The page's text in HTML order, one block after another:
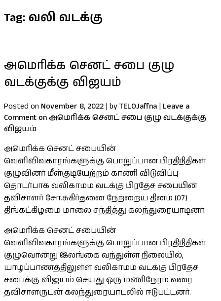
Tag: வலி வடக்கு
அமெரிக்க செனட் சபை குழு
வடக்குக்கு விஜயம்
Posted on November 8, 2022 | byTELOJaffna | Leave a
Comment on அமெரிக்க செனட் சபை குழு வடக்குக்கு
விஜயம்
அமெரிக்க செனட் சபையின்
வெளிவிவகாரங்களுக்கு பொறுப்பான பிரதிநிதிகள்
குழுவினர் மீள்குடியேற்றம் காணி விடுவிப்பு
தொடர்பாக வலிகாமம் வடக்கு பிரதேச சபையின்
தவிசாளர் சோ.சுகிர்தனை நேற்றைய தினம் (07)
திங்கட்கிழமை மாலை சந்தித்து கலந்துரையாடினர்.
அமெரிக்க செனட் சபையின்
வெளிவிவகாரங்களுக்கு பொறுப்பான பிரதிநிதிகள்
குழுவொன்று இலங்கை வந்துள்ள நிலையில்,
யாழ்ப்பாணத்திலுள்ள வலிகாமம் வடக்கு பிரதேச
சபைக்கு விஜயம் செய்து ஒரு மணிநேரம் வரை
தவிசாளருடன் கலந்துரையாடலில் ஈடுபட்டனர்.